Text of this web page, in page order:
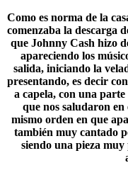
Como es norma de la
comenzaba la descarga
que Johnny Cash hizo
apareciendo los
salida, iniciando la
presentando, es decir
a capela, con una parte
que nos saludaron
mismo orden en que
también muy cantado
siendo una pieza